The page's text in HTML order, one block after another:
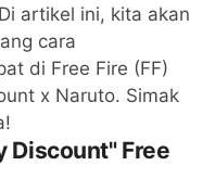
artikel ini, kita akan
cara
di Free Fire (FF)
x Naruto. Simak
Discount" Free